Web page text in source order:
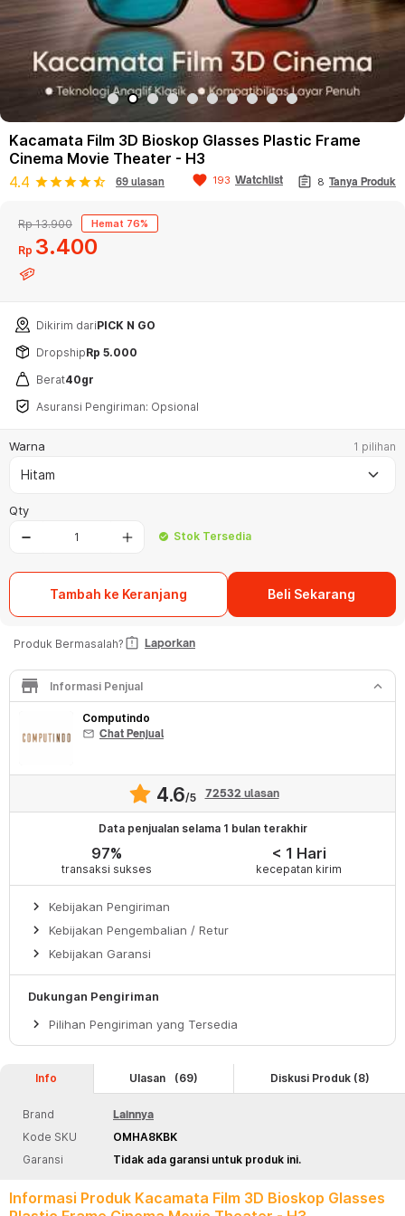
Kacamata Film 3D Bioskop Glasses Plastic Frame
Cinema Movie Theater - H3
4.4 starstarstarstarstar_half 69 ulasan favorite 193 Watchlist assignment 8 Tanya Produk
Rp 13.900 Hemat 76%
Rp 3 400
Dikirim dariPICK N GO
DropshipRp 5.000
Berat40gr
Asuransi Pengiriman: Opsional
Warna 1 pilihan
Hitam keyboard_arrow_down
Qty
check_circle Stok Tersedia
Tambah ke Keranjang Beli Sekarang
Produk Bermasalah? assignment_late Laporkan
store Informasi Penjual keyboard_arrow_down
Computindo
mail Chat Penjual
4.6/5 72532ulasan
Data penjualan selama 1 bulan terakhir
97%
transaksi sukses
< 1 Hari
kecepatan kirim
keyboard_arrow_right Kebijakan Pengiriman
keyboard_arrow_right Kebijakan Pengembalian / Retur
keyboard_arrow_right Kebijakan Garansi
Dukungan Pengiriman
keyboard_arrow_right Pilihan Pengiriman yang Tersedia
Info Ulasan (69) Diskusi Produk (8)
Brand
Lainnya
Kode SKU
OMHA8KBK
Garansi
Tidak ada garansi untuk produk ini.
Informasi Produk Kacamata Film 3D Bioskop Glasses